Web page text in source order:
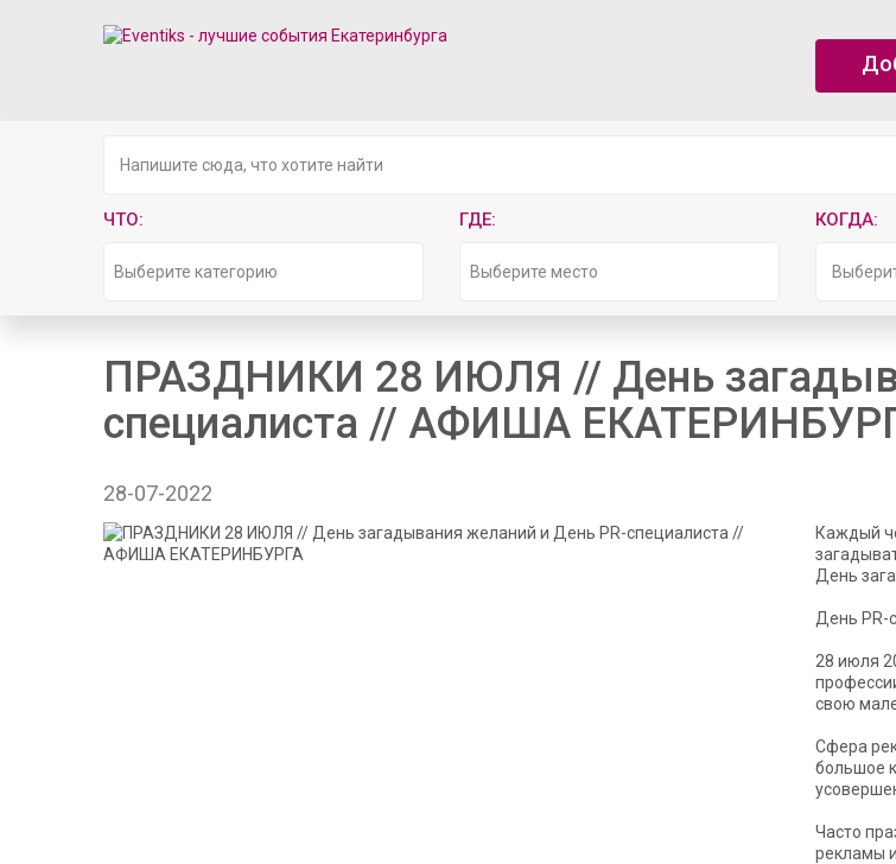
ЧТО:
Выберите категорию
ГДЕ:
Выберите место
КОГДА:
ПРАЗДНИКИ 28 ИЮЛЯ // День
специалиста // АФИША
28-07-2022
Каждый
День
День PR-
28 июля
свою
Сфера
большое
Часто
рекламы